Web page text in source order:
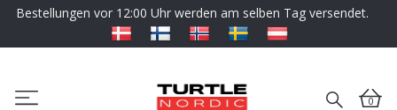
Bestellungen vor 12:00 Uhr werden am selben Tag versendet.
0